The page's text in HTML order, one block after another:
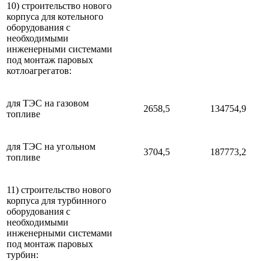
10) строительство нового
корпуса для котельного
оборудования с
необходимыми
инженерными системами
под монтаж паровых
котлоагрегатов:
для ТЭС на газовом
топливе
2658,5 134754,9
для ТЭС на угольном
топливе
3704,5 187773,2
11) строительство нового
корпуса для турбинного
оборудования с
необходимыми
инженерными системами
под монтаж паровых
турбин: